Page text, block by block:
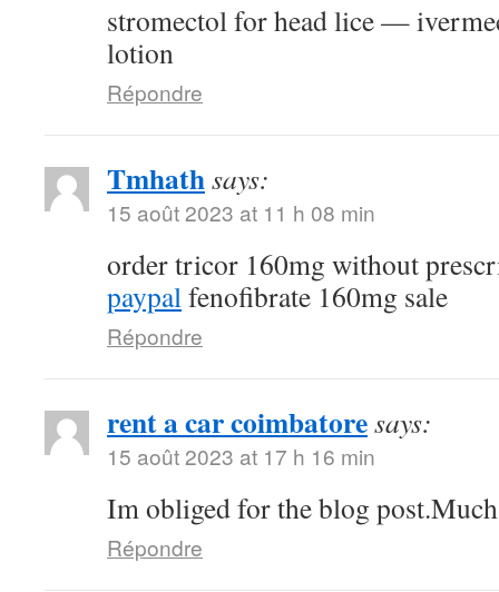
stromectol for head lice —
lotion
Répondre
Tmhathsays:
15 août 2023 at 11 h 08 min
order tricor 160mg without
paypalfenofibrate 160mg sale
Répondre
rent a car coimbatoresays:
15 août 2023 at 17 h 16 min
Im obliged for the blog
Répondre